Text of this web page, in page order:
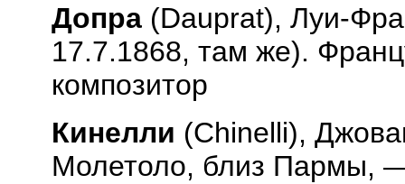
Допра (Dauprat), Луи-
17.7.1868, там же).
композитор
Кинелли (Chinelli),
Молетоло, близ Пармы,